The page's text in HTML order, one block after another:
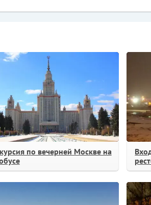
по вечерней Москве на